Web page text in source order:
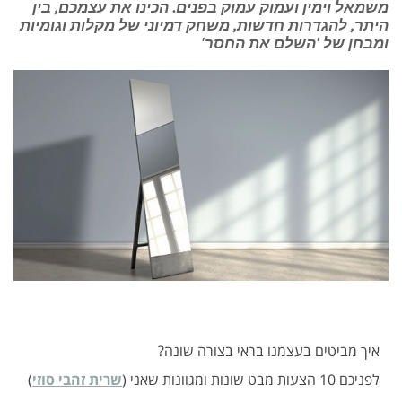
משמאל וימין ועמוק עמוק בפנים. הכינו את עצמכם, בין
היתר, להגדרות חדשות, משחק דמיוני של מקלות וגומיות
ומבחן של 'השלם את החסר'
איך מביטים בעצמנו בראי בצורה שונה?
לפניכם 10 הצעות מבט שונות ומגוונות שאני (
שרית זהבי סוזי)